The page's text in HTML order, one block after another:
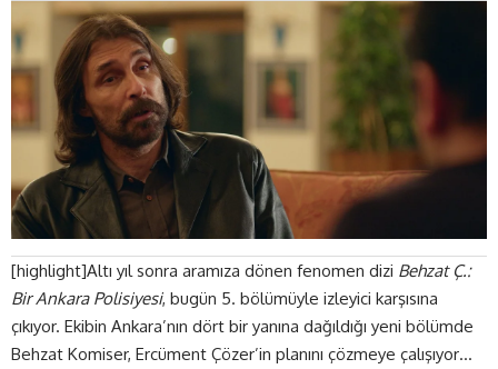
[highlight]Altı yıl sonra aramıza dönen fenomen dizi Behzat Ç.:
Bir Ankara Polisiyesi, bugün 5. bölümüyle izleyici karşısına
çıkıyor. Ekibin Ankara’nın dört bir yanına dağıldığı yeni bölümde
Behzat Komiser, Ercüment Çözer’in planını çözmeye çalışıyor…